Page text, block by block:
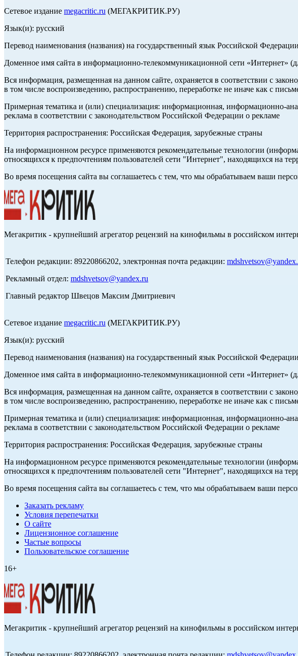
Сетевое издание megacritic.ru (МЕГАКРИТИК.РУ)
Язык(и): русский
Перевод наименования (названия) на государственный язык Российской
Доменное имя сайта в информационно-телекоммуникационной сети «Интернет»
Вся информация, размещенная на данном сайте, охраняется в соответствии с
в том числе воспроизведению, распространению, переработке не иначе как с
Примерная тематика и (или) специализация: информационная, информационно-
реклама в соответствии с законодательством Российской Федерации о рекламе
Территория распространения: Российская Федерация, зарубежные страны
На информационном ресурсе применяются рекомендательные технологии
относящихся к предпочтениям пользователей сети "Интернет", находящихся на
Во время посещения сайта вы соглашаетесь с тем, что мы обрабатываем ваши
Мегакритик - крупнейший агрегатор рецензий на кинофильмы в российском
Телефон редакции: 89220866202, электронная почта редакции:
Рекламный отдел: mdshvetsov@yandex.ru
Главный редактор Швецов Максим Дмитриевич
Сетевое издание megacritic.ru (МЕГАКРИТИК.РУ)
Язык(и): русский
Перевод наименования (названия) на государственный язык Российской
Доменное имя сайта в информационно-телекоммуникационной сети «Интернет»
Вся информация, размещенная на данном сайте, охраняется в соответствии с
в том числе воспроизведению, распространению, переработке не иначе как с
Примерная тематика и (или) специализация: информационная, информационно-
реклама в соответствии с законодательством Российской Федерации о рекламе
Территория распространения: Российская Федерация, зарубежные страны
На информационном ресурсе применяются рекомендательные технологии
относящихся к предпочтениям пользователей сети "Интернет", находящихся на
Во время посещения сайта вы соглашаетесь с тем, что мы обрабатываем ваши
Заказать рекламу
Условия перепечатки
О сайте
Лицензионное соглашение
Частые вопросы
Пользовательское соглашение
16+
Мегакритик - крупнейший агрегатор рецензий на кинофильмы в российском